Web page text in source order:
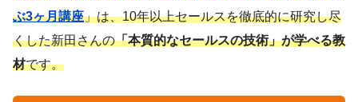
ぶ3ヶ月講座」は、10年以上セールスを徹底的に研究し尽
くした新田さんの「本質的なセールスの技術」が学べる教
材です。